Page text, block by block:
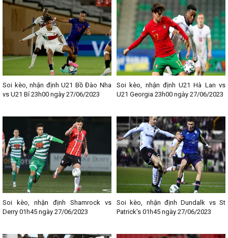
Soi kèo, nhận định U21 Bồ Đào Nha
vs U21 Bỉ 23h00 ngày 27/06/2023
Soi kèo, nhận định U21 Hà Lan vs
U21 Georgia 23h00 ngày 27/06/2023
Soi kèo, nhận định Shamrock vs
Derry 01h45 ngày 27/06/2023
Soi kèo, nhận định Dundalk vs St
Patrick's 01h45 ngày 27/06/2023